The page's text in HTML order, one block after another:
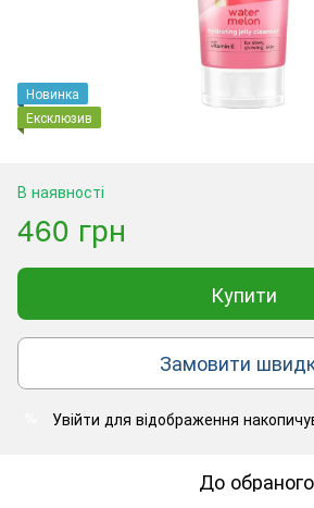
Новинка
Ексклюзив
В наявності
460 грн
Купити
Замовити
Увійти для відображення
До обраного